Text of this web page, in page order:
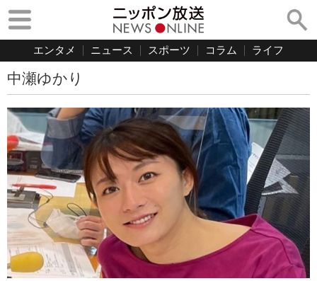
エンタメ ニュース スポーツ コラム ライフ
中瀬ゆかり